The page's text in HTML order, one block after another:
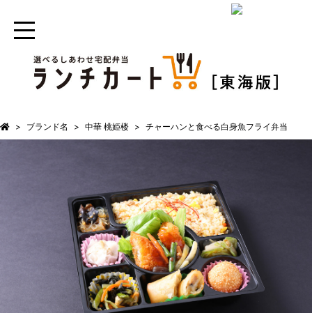
ブランド名 中華 桃姫楼 チャーハンと食べる白身魚フライ弁当